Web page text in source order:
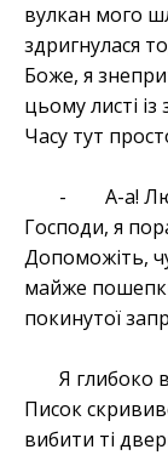
вулкан мого
здригнулася
Боже, я
цьому листі із
Часу тут
- А-а!
Господи, я
Допоможіть,
майже
покинутої
Я глибоко
Писок
вибити ті